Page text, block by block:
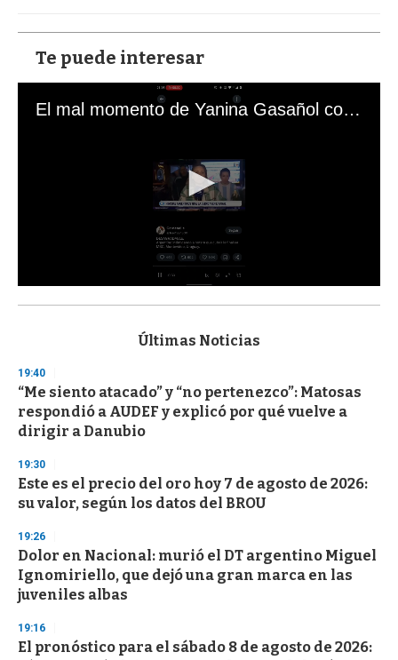
Te puede interesar
El mal momento de Yanina Gasañol con un hincha argentino en "Subrayado"
s
d
s
o
f
3
s
e
c
o
d
s
Últimas Noticias
19:40
“Me siento atacado” y “no pertenezco”: Matosas
respondió a AUDEF y explicó por qué vuelve a
dirigir a Danubio
19:30
Este es el precio del oro hoy 7 de agosto de 2026:
su valor, según los datos del BROU
19:26
Dolor en Nacional: murió el DT argentino Miguel
Ignomiriello, que dejó una gran marca en las
juveniles albas
19:16
El pronóstico para el sábado 8 de agosto de 2026: